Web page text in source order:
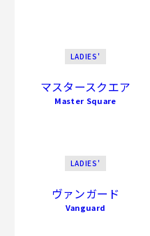
LADIES'
マスタースクエア
Master Square
LADIES'
ヴァンガード
Vanguard